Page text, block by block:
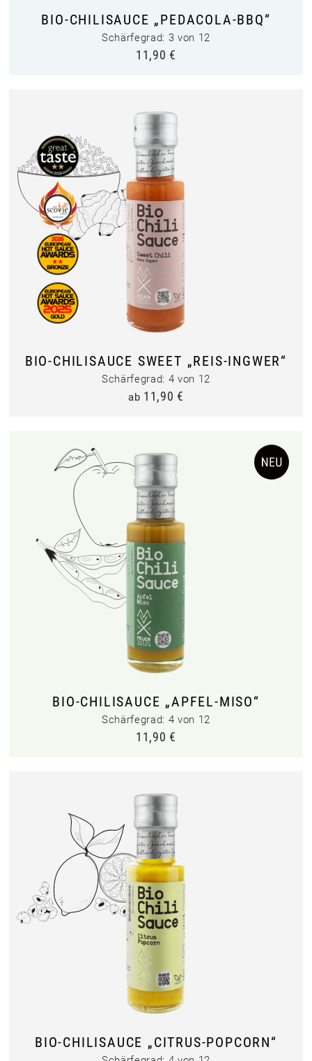
BIO-CHILISAUCE „PEDACOLA-BBQ“
Schärfegrad: 3 von 12
11,90 €
BIO-CHILISAUCE SWEET „REIS-INGWER“
Schärfegrad: 4 von 12
ab 11,90 €
BIO-CHILISAUCE „APFEL-MISO“
Schärfegrad: 4 von 12
11,90 €
BIO-CHILISAUCE „CITRUS-POPCORN“